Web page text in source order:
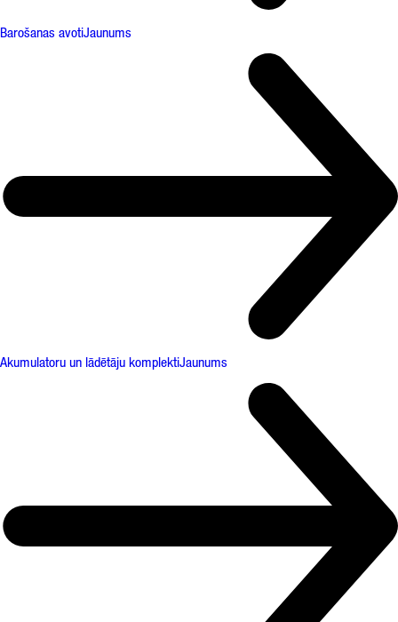
Barošanas avotiJaunums
Akumulatoru un lādētāju komplektiJaunums